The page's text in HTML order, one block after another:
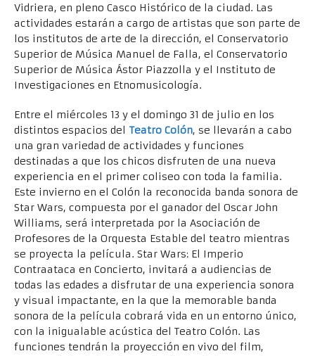
Vidriera, en pleno Casco Histórico de la ciudad. Las
actividades estarán a cargo de artistas que son parte de
los institutos de arte de la dirección, el Conservatorio
Superior de Música Manuel de Falla, el Conservatorio
Superior de Música Ástor Piazzolla y el Instituto de
Investigaciones en Etnomusicología.
Entre el miércoles 13 y el domingo 31 de julio en los
distintos espacios del Teatro Colón, se llevarán a cabo
una gran variedad de actividades y funciones
destinadas a que los chicos disfruten de una nueva
experiencia en el primer coliseo con toda la familia.
Este invierno en el Colón la reconocida banda sonora de
Star Wars, compuesta por el ganador del Oscar John
Williams, será interpretada por la Asociación de
Profesores de la Orquesta Estable del teatro mientras
se proyecta la película. Star Wars: El Imperio
Contraataca en Concierto, invitará a audiencias de
todas las edades a disfrutar de una experiencia sonora
y visual impactante, en la que la memorable banda
sonora de la película cobrará vida en un entorno único,
con la inigualable acústica del Teatro Colón. Las
funciones tendrán la proyección en vivo del film,